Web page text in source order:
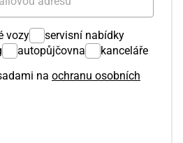
vozy
servisní nabídky
autopůjčovna
kanceláře
na ochranu osobních